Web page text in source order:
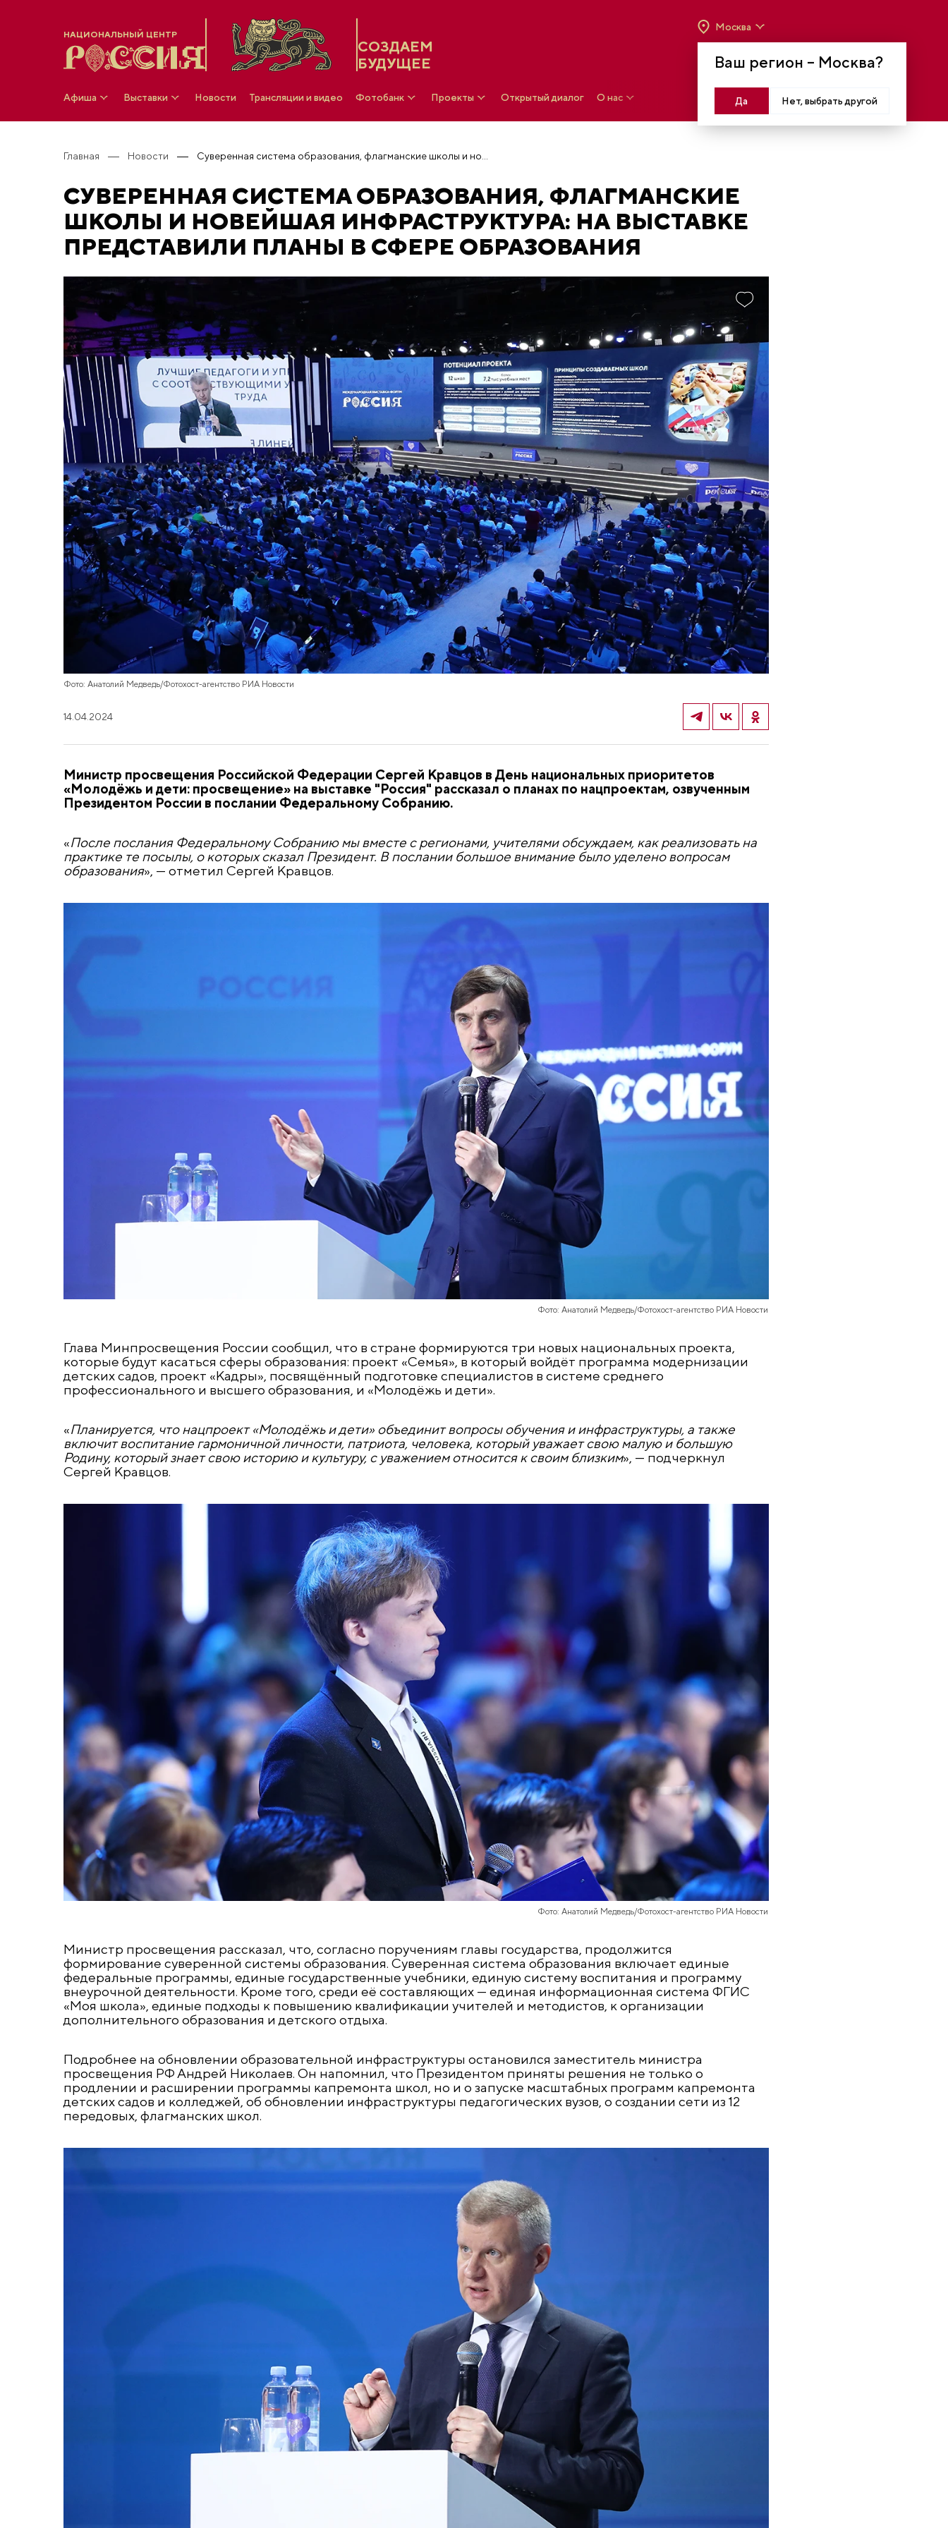
НАЦИОНАЛЬНЫЙ ЦЕНТР
СОЗДАЕМ
БУДУЩЕЕ
Ваш регион – Москва?
Да Нет, выбрать другой
Москва
МОСКВА, КРАСНОПРЕСНЕНСКАЯ НАБ., 14
Афиша Выставки Новости Трансляции и видео Фотобанк Проекты Открытый диалог О нас Войти
Главная Новости
СУВЕРЕННАЯ СИСТЕМА ОБРАЗОВАНИЯ, ФЛАГМАНСКИЕ
ШКОЛЫ И НОВЕЙШАЯ ИНФРАСТРУКТУРА: НА ВЫСТАВКЕ
ПРЕДСТАВИЛИ ПЛАНЫ В СФЕРЕ ОБРАЗОВАНИЯ
Фото: Анатолий Медведь/Фотохост-агентство РИА Новости
14.04.2024
Министр просвещения Российской Федерации Сергей Кравцов в День национальных приоритетов
«Молодёжь и дети: просвещение» на выставке "Россия" рассказал о планах по нацпроектам, озвученным
Президентом России в послании Федеральному Собранию.
«После послания Федеральному Собранию мы вместе с регионами, учителями обсуждаем, как реализовать на
практике те посылы, о которых сказал Президент. В послании большое внимание было уделено вопросам
образования», — отметил Сергей Кравцов.
Фото: Анатолий Медведь/Фотохост-агентство РИА Новости
Глава Минпросвещения России сообщил, что в стране формируются три новых национальных проекта,
которые будут касаться сферы образования: проект «Семья», в который войдёт программа модернизации
детских садов, проект «Кадры», посвящённый подготовке специалистов в системе среднего
профессионального и высшего образования, и «Молодёжь и дети».
«Планируется, что нацпроект «Молодёжь и дети» объединит вопросы обучения и инфраструктуры, а также
включит воспитание гармоничной личности, патриота, человека, который уважает свою малую и большую
Родину, который знает свою историю и культуру, с уважением относится к своим близким», — подчеркнул
Сергей Кравцов.
Фото: Анатолий Медведь/Фотохост-агентство РИА Новости
Министр просвещения рассказал, что, согласно поручениям главы государства, продолжится
формирование суверенной системы образования. Суверенная система образования включает единые
федеральные программы, единые государственные учебники, единую систему воспитания и программу
внеурочной деятельности. Кроме того, среди её составляющих — единая информационная система ФГИС
«Моя школа», единые подходы к повышению квалификации учителей и методистов, к организации
дополнительного образования и детского отдыха.
Подробнее на обновлении образовательной инфраструктуры остановился заместитель министра
просвещения РФ Андрей Николаев. Он напомнил, что Президентом приняты решения не только о
продлении и расширении программы капремонта школ, но и о запуске масштабных программ капремонта
детских садов и колледжей, об обновлении инфраструктуры педагогических вузов, о создании сети из 12
передовых, флагманских школ.